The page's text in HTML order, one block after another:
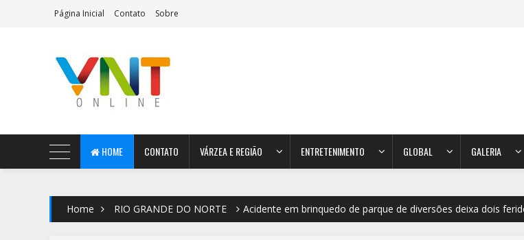
Página Inicial Contato Sobre
AeroMag Blogger Template
HOME CONTATO VÁRZEA E REGIÃO ENTRETENIMENTO GLOBAL GALERIA
Home RIO GRANDE DO NORTE Acidente em brinquedo de parque de diversões deixa dois